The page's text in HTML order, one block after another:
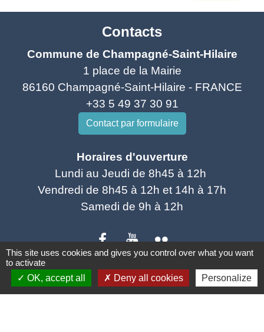
Contacts
Commune de Champagné-Saint-Hilaire
1 place de la Mairie
86160 Champagné-Saint-Hilaire - FRANCE
+33 5 49 37 30 91
Contact par formulaire
Horaires d'ouverture
Lundi au Jeudi de 8h45 à 12h
Vendredi de 8h45 à 12h et 14h à 17h
Samedi de 9h à 12h
Liens utiles
This site uses cookies and gives you control over what you want
to activate
OK, accept all
Deny all cookies Personalize